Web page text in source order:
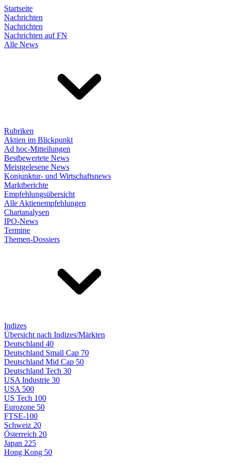
Startseite
Nachrichten
Nachrichten
Nachrichten auf FN
Alle News
Rubriken
Aktien im Blickpunkt
Ad hoc-Mitteilungen
Bestbewertete News
Meistgelesene News
Konjunktur- und Wirtschaftsnews
Marktberichte
Empfehlungsübersicht
Alle Aktienempfehlungen
Chartanalysen
IPO-News
Termine
Themen-Dossiers
Indizes
Übersicht nach Indizes/Märkten
Deutschland 40
Deutschland Small Cap 70
Deutschland Mid Cap 50
Deutschland Tech 30
USA Industrie 30
USA 500
US Tech 100
Eurozone 50
FTSE-100
Schweiz 20
Österreich 20
Japan 225
Hong Kong 50